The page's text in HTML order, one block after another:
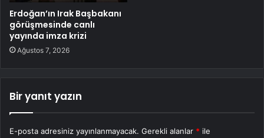
Erdoğan’ın Irak Başbakanı
görüşmesinde canlı
yayında imza krizi
Ağustos 7, 2026
Bir yanıt yazın
E-posta adresiniz yayınlanmayacak. Gerekli alanlar * ile